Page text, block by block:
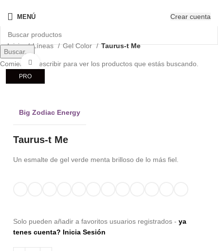
MENÚ Crear cuenta
Inicio Líneas Gel Color Taurus-t Me
PRO
Clic para ampliar
Big Zodiac Energy
Taurus-t Me
Un esmalte de gel verde menta brilloso de lo más fiel.
Solo pueden añadir a favoritos usuarios registrados - ya
tenes cuenta? Inicia Sesión
Buscar...
Comienza a escribir para ver los productos que estás buscando.